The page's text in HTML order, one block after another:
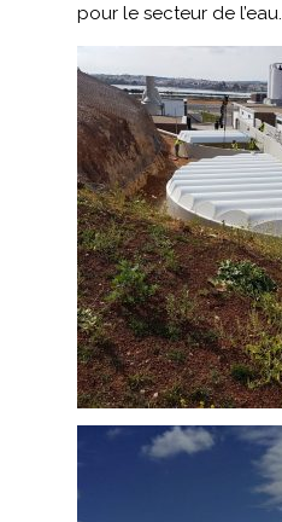
pour le secteur de l’eau.